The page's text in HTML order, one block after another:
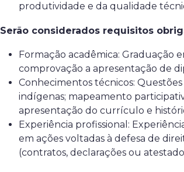
produtividade e da qualidade
Serão considerados requisitos
Formação acadêmica: Graduação
comprovação a apresentação de
Conhecimentos técnicos:
indígenas; mapeamento
apresentação do currículo e
Experiência profissional:
em ações voltadas à defesa de
(contratos, declarações ou